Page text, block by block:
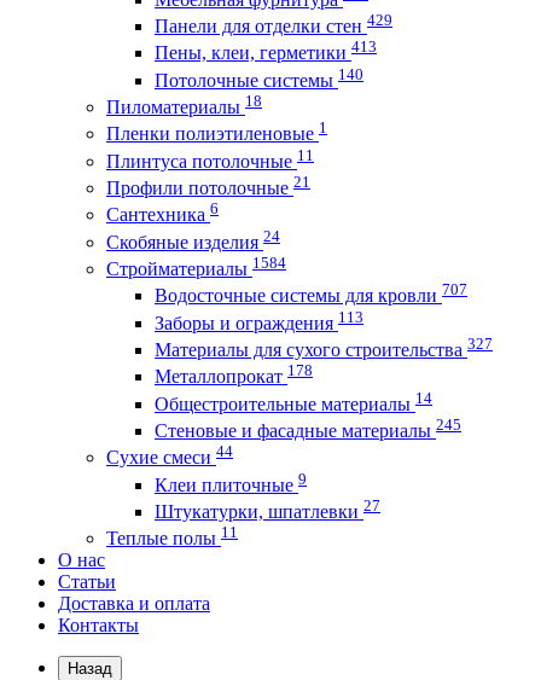
Панели для отделки стен 429
Пены, клеи, герметики 413
Потолочные системы 140
Пиломатериалы 18
Пленки полиэтиленовые 1
Плинтуса потолочные 11
Профили потолочные 21
Сантехника 6
Скобяные изделия 24
Стройматериалы 1584
Водосточные системы для кровли 707
Заборы и ограждения 113
Материалы для сухого строительства 327
Металлопрокат 178
Общестроительные материалы 14
Стеновые и фасадные материалы 245
Сухие смеси 44
Клеи плиточные 9
Штукатурки, шпатлевки 27
Теплые полы 11
О нас
Статьи
Доставка и оплата
Контакты
Назад